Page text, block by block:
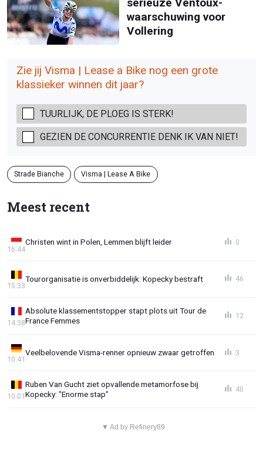
waarschuwing voor
Vollering
Zie jij Visma | Lease a Bike nog een grote
klassieker winnen dit jaar?
TUURLIJK, DE PLOEG IS STERK!
GEZIEN DE CONCURRENTIE DENK IK VAN NIET!
Strade Bianche Visma | Lease A Bike
Meest recent
Christen wint in Polen, Lemmen blijft leider
16:44
0
Tourorganisatie is onverbiddelijk: Kopecky bestraft
15:33
46
Absolute klassementstopper stapt plots uit Tour de
France Femmes
14:38
12
Veelbelovende Visma-renner opnieuw zwaar getroffen
10:41
3
Ruben Van Gucht ziet opvallende metamorfose bij
Kopecky: "Enorme stap"
10:01
40
▼ Ad by Refinery89